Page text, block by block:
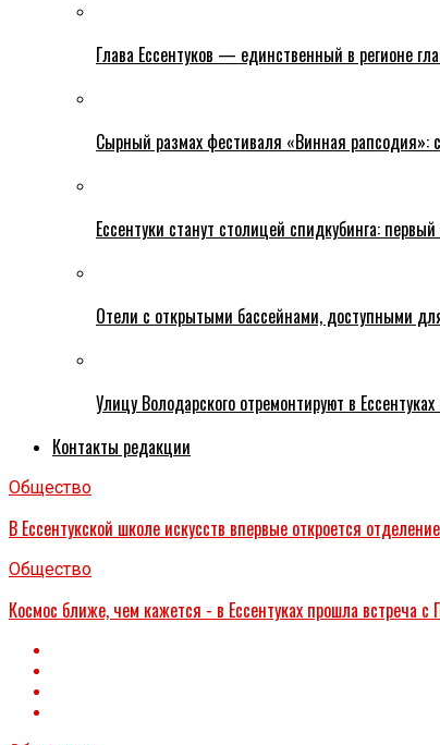
Глава Ессентуков — единственный в регионе
Сырный размах фестиваля «Винная рапсодия»:
Ессентуки станут столицей спидкубинга:
Отели с открытыми бассейнами, доступными
Улицу Володарского отремонтируют в
Контакты редакции
Общество
В Ессентукской школе искусств впервые откроется
Общество
Космос ближе, чем кажется - в Ессентуках прошла встреча